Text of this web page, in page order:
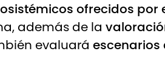
ofrecidos por
además de la
evaluará